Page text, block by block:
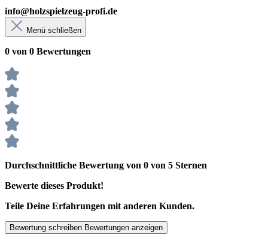
info@holzspielzeug-profi.de
Menü schließen
0 von 0 Bewertungen
Durchschnittliche Bewertung von 0 von 5 Sternen
Bewerte dieses Produkt!
Teile Deine Erfahrungen mit anderen Kunden.
Bewertung schreiben Bewertungen anzeigen